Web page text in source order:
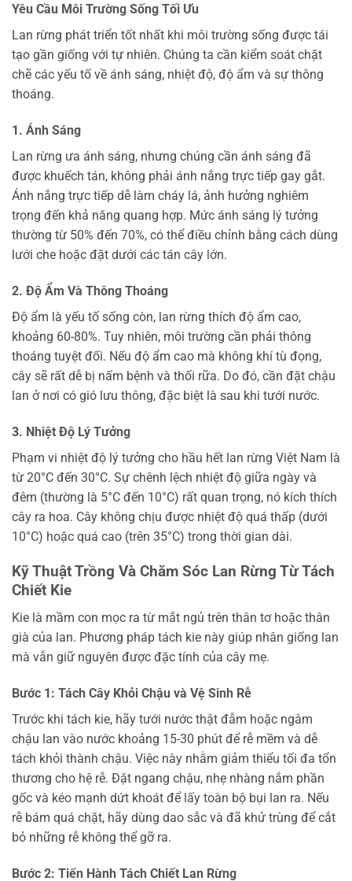
Yêu Cầu Môi Trường Sống Tối Ưu
Lan rừng phát triển tốt nhất khi môi trường sống được tái
tạo gần giống với tự nhiên. Chúng ta cần kiểm soát chặt
chẽ các yếu tố về ánh sáng, nhiệt độ, độ ẩm và sự thông
thoáng.
1. Ánh Sáng
Lan rừng ưa ánh sáng, nhưng chúng cần ánh sáng đã
được khuếch tán, không phải ánh nắng trực tiếp gay gắt.
Ánh nắng trực tiếp dễ làm cháy lá, ảnh hưởng nghiêm
trọng đến khả năng quang hợp. Mức ánh sáng lý tưởng
thường từ 50% đến 70%, có thể điều chỉnh bằng cách dùng
lưới che hoặc đặt dưới các tán cây lớn.
2. Độ Ẩm Và Thông Thoáng
Độ ẩm là yếu tố sống còn, lan rừng thích độ ẩm cao,
khoảng 60-80%. Tuy nhiên, môi trường cần phải thông
thoáng tuyệt đối. Nếu độ ẩm cao mà không khí tù đọng,
cây sẽ rất dễ bị nấm bệnh và thối rữa. Do đó, cần đặt chậu
lan ở nơi có gió lưu thông, đặc biệt là sau khi tưới nước.
3. Nhiệt Độ Lý Tưởng
Phạm vi nhiệt độ lý tưởng cho hầu hết lan rừng Việt Nam là
từ 20°C đến 30°C. Sự chênh lệch nhiệt độ giữa ngày và
đêm (thường là 5°C đến 10°C) rất quan trọng, nó kích thích
cây ra hoa. Cây không chịu được nhiệt độ quá thấp (dưới
10°C) hoặc quá cao (trên 35°C) trong thời gian dài.
Kỹ Thuật Trồng Và Chăm Sóc Lan Rừng Từ Tách
Chiết Kie
Kie là mầm con mọc ra từ mắt ngủ trên thân tơ hoặc thân
già của lan. Phương pháp tách kie này giúp nhân giống lan
mà vẫn giữ nguyên được đặc tính của cây mẹ.
Bước 1: Tách Cây Khỏi Chậu và Vệ Sinh Rễ
Trước khi tách kie, hãy tưới nước thật đẫm hoặc ngâm
chậu lan vào nước khoảng 15-30 phút để rễ mềm và dễ
tách khỏi thành chậu. Việc này nhằm giảm thiểu tối đa tổn
thương cho hệ rễ. Đặt ngang chậu, nhẹ nhàng nắm phần
gốc và kéo mạnh dứt khoát để lấy toàn bộ bụi lan ra. Nếu
rễ bám quá chặt, hãy dùng dao sắc và đã khử trùng để cắt
bỏ những rễ không thể gỡ ra.
Bước 2: Tiến Hành Tách Chiết Lan Rừng